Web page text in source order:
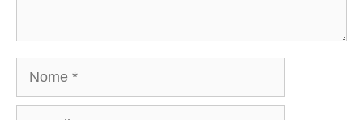
Nome